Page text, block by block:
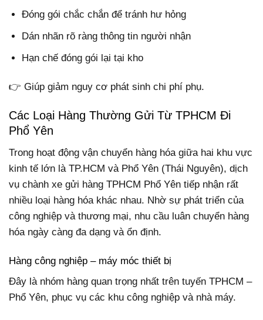
Đóng gói chắc chắn để tránh hư hỏng
Dán nhãn rõ ràng thông tin người nhận
Hạn chế đóng gói lại tại kho
👉 Giúp giảm nguy cơ phát sinh chi phí phụ.
Các Loại Hàng Thường Gửi Từ TPHCM Đi
Phổ Yên
Trong hoạt động vận chuyển hàng hóa giữa hai khu vực
kinh tế lớn là TP.HCM và Phổ Yên (Thái Nguyên), dịch
vụ chành xe gửi hàng TPHCM Phổ Yên tiếp nhận rất
nhiều loại hàng hóa khác nhau. Nhờ sự phát triển của
công nghiệp và thương mại, nhu cầu luân chuyển hàng
hóa ngày càng đa dạng và ổn định.
Hàng công nghiệp – máy móc thiết bị
Đây là nhóm hàng quan trọng nhất trên tuyến TPHCM –
Phổ Yên, phục vụ các khu công nghiệp và nhà máy.